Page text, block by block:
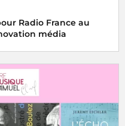
Radio France au
média